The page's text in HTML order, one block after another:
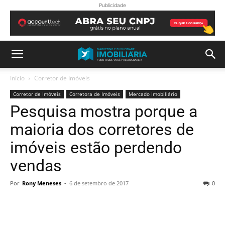
Publicidade
Início Corretor de Imóveis
Corretor de Imóveis Corretora de Imóveis Mercado Imobiliário
Pesquisa mostra porque a
maioria dos corretores de
imóveis estão perdendo
vendas
Por Rony Meneses - 6 de setembro de 2017 0